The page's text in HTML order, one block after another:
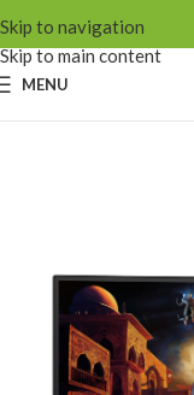
Skip to navigation
Skip to main content
MENU